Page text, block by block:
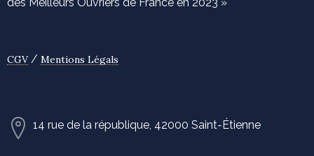
des Meilleurs Ouvriers de France en 2023 »
CGV/ Mentions Légals
14 rue de la république, 42000 Saint-Étienne